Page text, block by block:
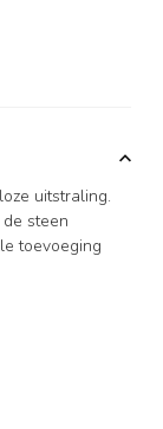
uitstraling.
steen
toevoeging